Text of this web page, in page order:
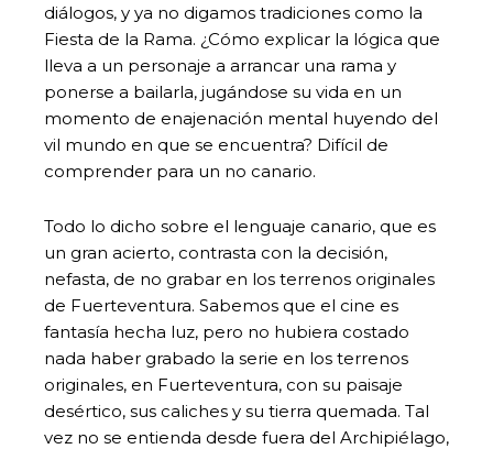
diálogos, y ya no digamos tradiciones como la
Fiesta de la Rama. ¿Cómo explicar la lógica que
lleva a un personaje a arrancar una rama y
ponerse a bailarla, jugándose su vida en un
momento de enajenación mental huyendo del
vil mundo en que se encuentra? Difícil de
comprender para un no canario.
Todo lo dicho sobre el lenguaje canario, que es
un gran acierto, contrasta con la decisión,
nefasta, de no grabar en los terrenos originales
de Fuerteventura. Sabemos que el cine es
fantasía hecha luz, pero no hubiera costado
nada haber grabado la serie en los terrenos
originales, en Fuerteventura, con su paisaje
desértico, sus caliches y su tierra quemada. Tal
vez no se entienda desde fuera del Archipiélago,